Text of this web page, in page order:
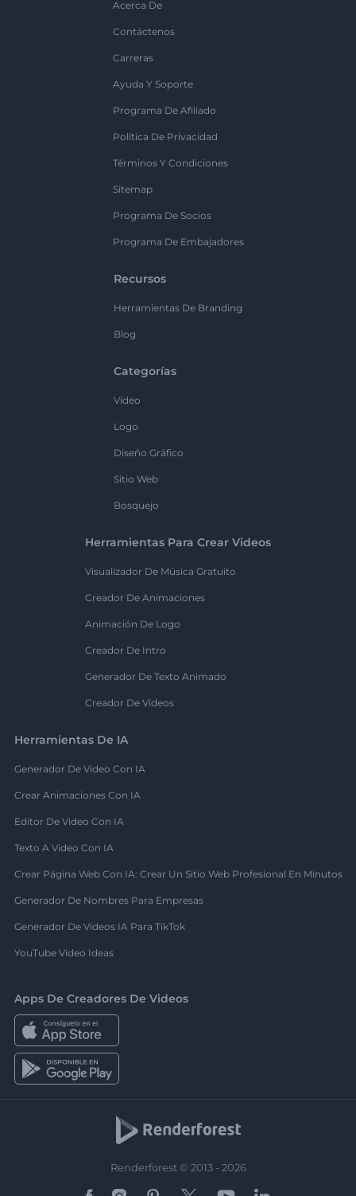
Acerca De
Contáctenos
Carreras
Ayuda Y Soporte
Programa De Afiliado
Política De Privacidad
Términos Y Condiciones
Sitemap
Programa De Socios
Programa De Embajadores
Recursos
Herramientas De Branding
Blog
Categorías
Vídeo
Logo
Diseño Gráfico
Sitio Web
Bosquejo
Herramientas Para Crear Videos
Visualizador De Música Gratuito
Creador De Animaciones
Animación De Logo
Creador De Intro
Generador De Texto Animado
Creador De Videos
Herramientas De IA
Generador De Video Con IA
Crear Animaciones Con IA
Editor De Video Con IA
Texto A Video Con IA
Crear Página Web Con IA: Crear Un Sitio Web Profesional En Minutos
Generador De Nombres Para Empresas
Generador De Videos IA Para TikTok
YouTube Video Ideas
Apps De Creadores De Videos
Renderforest © 2013 - 2026